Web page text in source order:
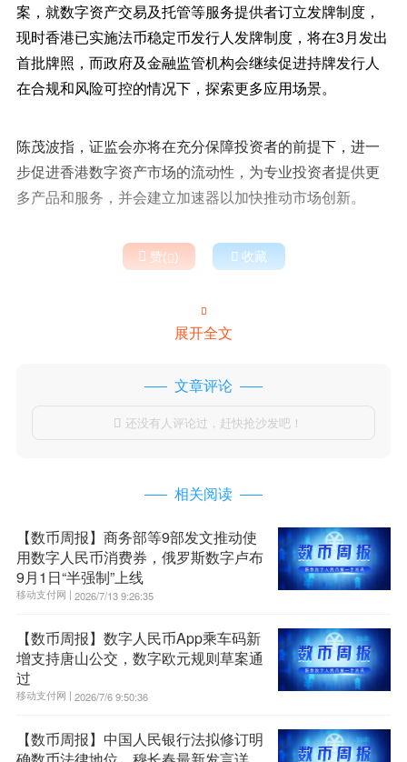
案，就数字资产交易及托管等服务提供者订立发牌制度，
现时香港已实施法币稳定币发行人发牌制度，将在3月发出
首批牌照，而政府及金融监管机构会继续促进持牌发行人
在合规和风险可控的情况下，探索更多应用场景。
陈茂波指，证监会亦将在充分保障投资者的前提下，进一
步促进香港数字资产市场的流动性，为专业投资者提供更
多产品和服务，并会建立加速器以加快推动市场创新。
 赞()  收藏

展开全文
文章评论
 还没有人评论过，赶快抢沙发吧！
相关阅读
【数币周报】商务部等9部发文推动使
用数字人民币消费券，俄罗斯数字卢布
9月1日“半强制”上线
移动支付网 | 2026/7/13 9:26:35
【数币周报】数字人民币App乘车码新
增支持唐山公交，数字欧元规则草案通
过
移动支付网 | 2026/7/6 9:50:36
【数币周报】中国人民银行法拟修订明